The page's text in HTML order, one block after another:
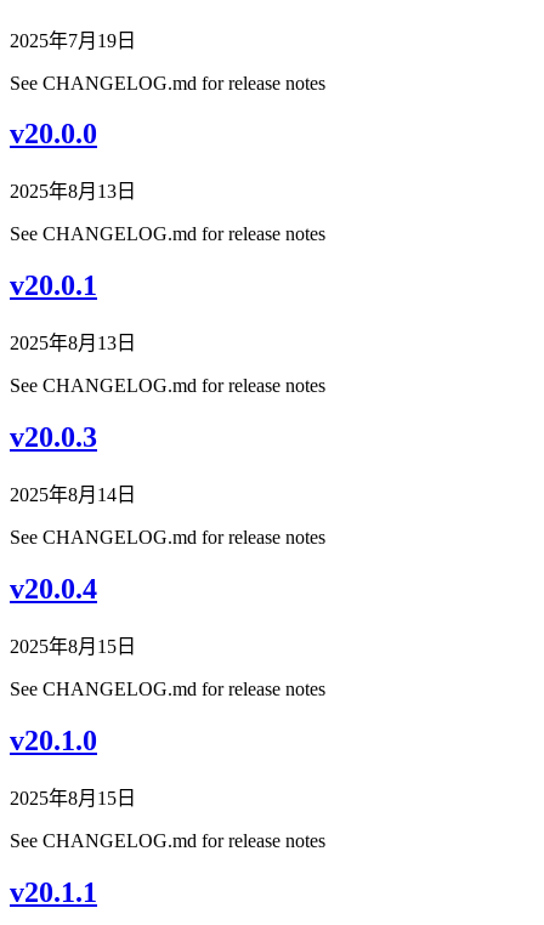
2025年7月19日
See CHANGELOG.md for release notes
v20.0.0
2025年8月13日
See CHANGELOG.md for release notes
v20.0.1
2025年8月13日
See CHANGELOG.md for release notes
v20.0.3
2025年8月14日
See CHANGELOG.md for release notes
v20.0.4
2025年8月15日
See CHANGELOG.md for release notes
v20.1.0
2025年8月15日
See CHANGELOG.md for release notes
v20.1.1